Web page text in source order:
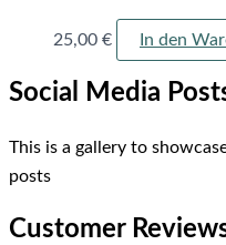
25,00 € In den
Social Media
This is a gallery to
posts
Customer